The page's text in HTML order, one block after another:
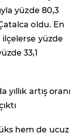
yüzde 80,3
oldu. En
yüzde
33,1
artış oranı
hem de ucuz